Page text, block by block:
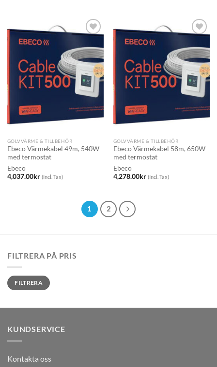
GOLVVÄRME & TILLBEHÖR
Ebeco Värmekabel 49m, 540W
med termostat
Ebeco
4,037.00kr (Incl. Tax)
GOLVVÄRME & TILLBEHÖR
Ebeco Värmekabel 58m, 650W
med termostat
Ebeco
4,278.00kr (Incl. Tax)
1 2
FILTRERA PÅ PRIS
Min
pris
Max
prisFILTRERA
KUNDSERVICE
Kontakta oss